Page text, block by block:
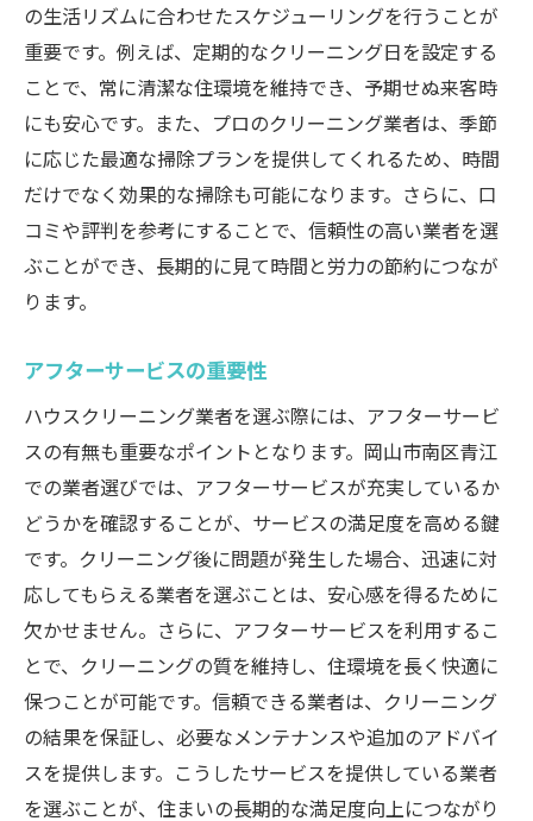
の生活リズムに合わせたスケジューリングを行うことが
重要です。例えば、定期的なクリーニング日を設定する
ことで、常に清潔な住環境を維持でき、予期せぬ来客時
にも安心です。また、プロのクリーニング業者は、季節
に応じた最適な掃除プランを提供してくれるため、時間
だけでなく効果的な掃除も可能になります。さらに、口
コミや評判を参考にすることで、信頼性の高い業者を選
ぶことができ、長期的に見て時間と労力の節約につなが
ります。
アフターサービスの重要性
ハウスクリーニング業者を選ぶ際には、アフターサービ
スの有無も重要なポイントとなります。岡山市南区青江
での業者選びでは、アフターサービスが充実しているか
どうかを確認することが、サービスの満足度を高める鍵
です。クリーニング後に問題が発生した場合、迅速に対
応してもらえる業者を選ぶことは、安心感を得るために
欠かせません。さらに、アフターサービスを利用するこ
とで、クリーニングの質を維持し、住環境を長く快適に
保つことが可能です。信頼できる業者は、クリーニング
の結果を保証し、必要なメンテナンスや追加のアドバイ
スを提供します。こうしたサービスを提供している業者
を選ぶことが、住まいの長期的な満足度向上につながり